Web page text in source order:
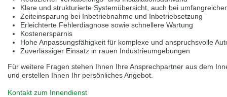
Wir haben erkannt, dass ihr Browser eine andere Sprache als die derzeit
angezeigte bevorzugt. Diese Webseite ist auch auf Deutsch verfügbar.
Möchten Sie zur Deutschen Version wechseln?
Zur deutschen Version wechseln Auf dieser Version bleiben
Váš prohlížeč se zdá být v jiném jazyce, než je právě používaný jazyk. Tato
stránka je k dispozici také v angličtině. Přejete si přepnout na anglickou
Klare und strukturierte Systemübersicht, auch bei
Zeiteinsparung bei Inbetriebnahme und Inbetriebsetzung
Erleichterte Fehlerdiagnose sowie schnellere Wartung
Kostenersparnis
Hohe Anpassungsfähigkeit für komplexe und anspruchsvolle
Zuverlässiger Einsatz in rauen Industrieumgebungen
Für weitere Fragen stehen Ihnen Ihre Ansprechpartner aus dem
und erstellen Ihnen Ihr persönliches Angebot.
Kontakt zum Innendienst